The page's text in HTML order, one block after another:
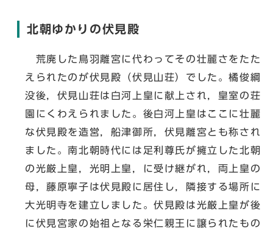
北朝ゆかりの伏見殿
荒廃した鳥羽離宮に代わってその壮麗さをたた
えられたのが伏見殿（伏見山荘）でした。橘俊綱
没後，伏見山荘は白河上皇に献上され，皇室の荘
園にくわえられました。後白河上皇はここに壮麗
な伏見殿を造営，船津御所，伏見離宮とも称され
ました。南北朝時代には足利尊氏が擁立した北朝
の光厳上皇，光明上皇，に受け継がれ，両上皇の
母，藤原寧子は伏見殿に居住し，隣接する場所に
大光明寺を建立しました。伏見殿は光厳上皇が後
に伏見宮家の始祖となる栄仁親王に譲られたもの